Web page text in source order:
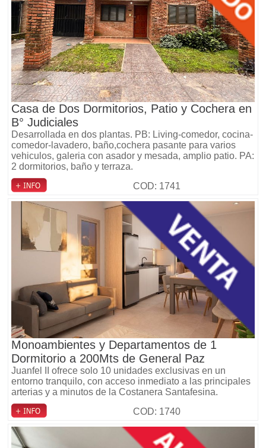
Casa de Dos Dormitorios, Patio y Cochera en
B° Judiciales
Desarrollada en dos plantas. PB: Living-comedor, cocina-
comedor-lavadero, baño,cochera pasante para varios
vehiculos, galeria con asador y mesada, amplio patio. PA:
2 dormitorios, baño y terraza.
COD: 1741
Monoambientes y Departamentos de 1
Dormitorio a 200Mts de General Paz
Juanfel II ofrece solo 10 unidades exclusivas en un
entorno tranquilo, con acceso inmediato a las principales
arterias y a minutos de la Costanera Santafesina.
COD: 1740